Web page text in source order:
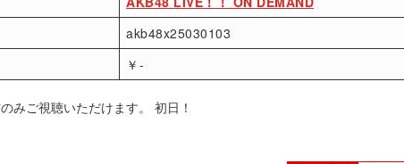
akb48x25030103
￥-
みご視聴いただけます。 初日！